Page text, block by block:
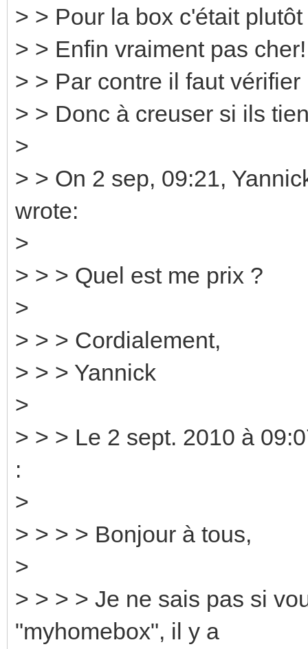
> > Pour la box c'était
> > Enfin vraiment pas cher!
> > Par contre il faut
> > Donc à creuser si ils
>
> > On 2 sep, 09:21,
wrote:
>
> > > Quel est me prix ?
>
> > > Cordialement,
> > > Yannick
>
> > > Le 2 sept. 2010 à
:
>
> > > > Bonjour à tous,
>
> > > > Je ne sais pas si
"myhomebox", il y a